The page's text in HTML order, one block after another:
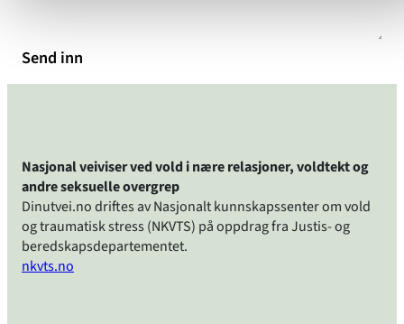
Send inn
Nasjonal veiviser ved vold i nære relasjoner, voldtekt og
andre seksuelle overgrep
Dinutvei.no driftes av Nasjonalt kunnskapssenter om vold
og traumatisk stress (NKVTS) på oppdrag fra Justis- og
beredskapsdepartementet.
nkvts.no